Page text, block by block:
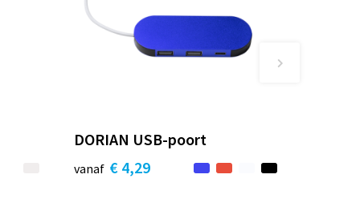
DORIAN USB-poort
vanaf € 4,29